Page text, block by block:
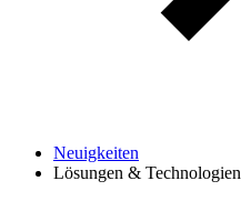
Neuigkeiten
Lösungen & Technologien